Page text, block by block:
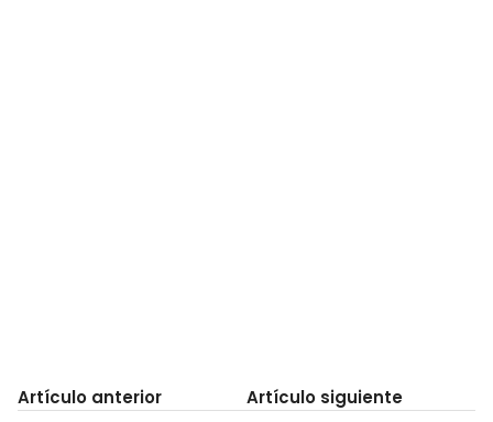
Artículo anterior Artículo siguiente